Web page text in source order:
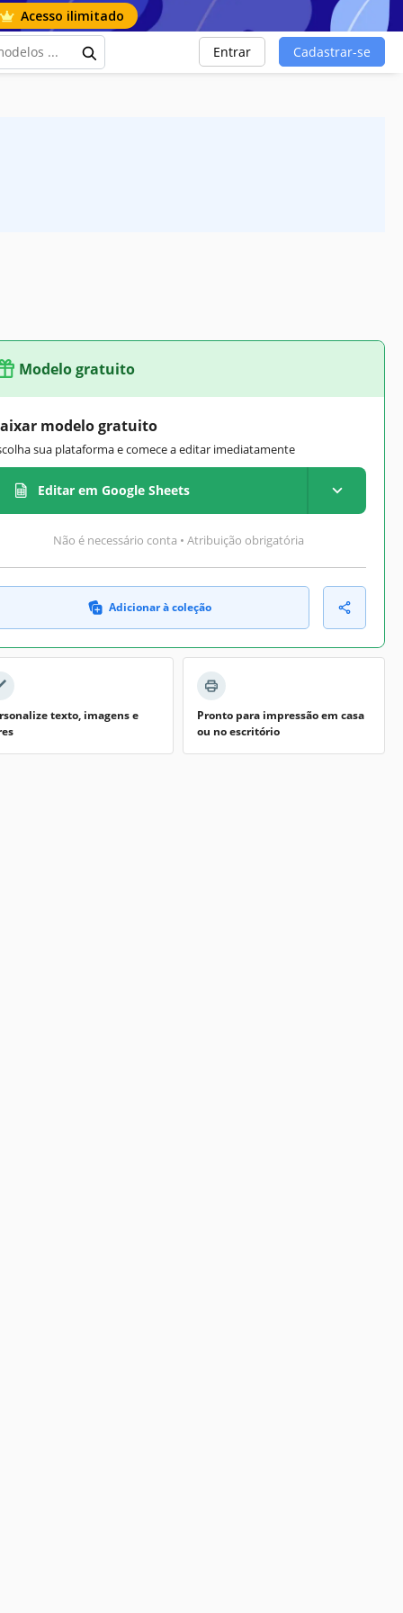
Acesso ilimitado
Entrar Cadastrar-se
Modelo gratuito
modelo gratuito
sua plataforma e comece a editar imediatamente
Editar em Google Sheets
Não é necessário conta • Atribuição obrigatória
Adicionar à coleção
texto, imagens e
Pronto para impressão em casa
ou no escritório